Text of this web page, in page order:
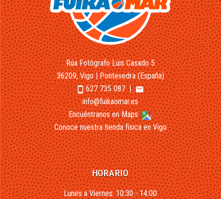
Rúa Fotógrafo Luis Casado 5
36209, Vigo | Pontevedra (España)
smartphone627 735 087|email
info@fuikaomar.es
Encuéntranos en Maps
Conoce nuestra tienda física en Vigo
HORARIO
Lunes a Viernes: 10:30 - 14:00